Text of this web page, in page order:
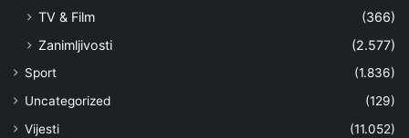
TV & Film
(366)
Zanimljivosti
(2.577)
Sport
(1.836)
Uncategorized
(129)
Vijesti
(11.052)